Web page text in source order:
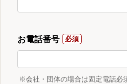
お電話番号
※会社・団体の場合は固定電話必